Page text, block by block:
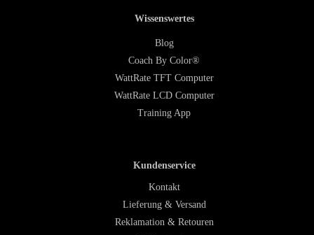
Wissenswertes
Blog
Coach By Color®
WattRate TFT Computer
WattRate LCD Computer
Training App
Kundenservice
Kontakt
Lieferung & Versand
Reklamation & Retouren